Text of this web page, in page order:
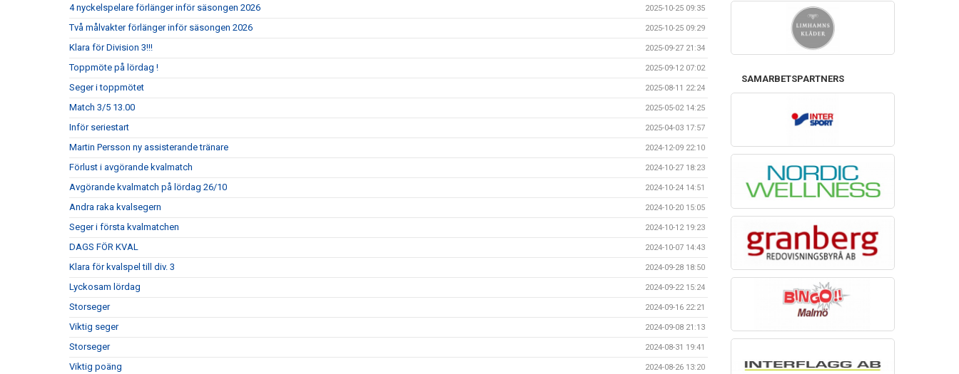
4 nyckelspelare förlänger inför säsongen 2026 2025-10-25 09:35
Två målvakter förlänger inför säsongen 2026 2025-10-25 09:29
Klara för Division 3!!! 2025-09-27 21:34
Toppmöte på lördag ! 2025-09-12 07:02
Seger i toppmötet 2025-08-11 22:24
Match 3/5 13.00 2025-05-02 14:25
Inför seriestart 2025-04-03 17:57
Martin Persson ny assisterande tränare 2024-12-09 22:10
Förlust i avgörande kvalmatch 2024-10-27 18:23
Avgörande kvalmatch på lördag 26/10 2024-10-24 14:51
Andra raka kvalsegern 2024-10-20 15:05
Seger i första kvalmatchen 2024-10-12 19:23
DAGS FÖR KVAL 2024-10-07 14:43
Klara för kvalspel till div. 3 2024-09-28 18:50
Lyckosam lördag 2024-09-22 15:24
Storseger 2024-09-16 22:21
Viktig seger 2024-09-08 21:13
Storseger 2024-08-31 19:41
Viktig poäng 2024-08-26 13:20
SAMARBETSPARTNERS